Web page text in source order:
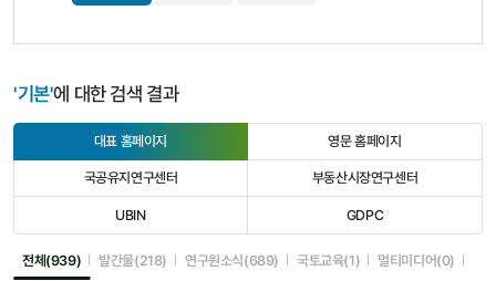
'기본'에 대한 검색 결과
대표 홈페이지
선
택
됨
영문 홈페이지
선
택
안
됨
국공유지연구센터
선
택
안
됨
부동산시장연구센터
선
택
안
됨
UBIN
선
택
안
됨
GDPC
선
택
안
전체(939)선택됨발간물(218) 선택안됨
연구원소식(689) 선택안됨
국토교육(1)선택안됨
멀티미디어(0) 선택안